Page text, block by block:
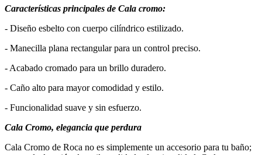
Características principales de Cala cromo:
- Diseño esbelto con cuerpo cilíndrico estilizado.
- Manecilla plana rectangular para un control preciso.
- Acabado cromado para un brillo duradero.
- Caño alto para mayor comodidad y estilo.
- Funcionalidad suave y sin esfuerzo.
Cala Cromo, elegancia que perdura
Cala Cromo de Roca no es simplemente un accesorio para tu baño;